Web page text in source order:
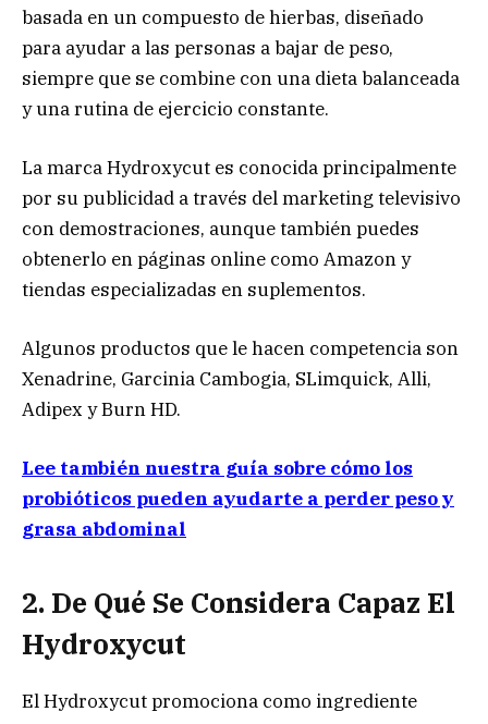
basada en un compuesto de hierbas, diseñado
para ayudar a las personas a bajar de peso,
siempre que se combine con una dieta balanceada
y una rutina de ejercicio constante.
La marca Hydroxycut es conocida principalmente
por su publicidad a través del marketing televisivo
con demostraciones, aunque también puedes
obtenerlo en páginas online como Amazon y
tiendas especializadas en suplementos.
Algunos productos que le hacen competencia son
Xenadrine, Garcinia Cambogia, SLimquick, Alli,
Adipex y Burn HD.
Lee también nuestra guía sobre cómo los
probióticos pueden ayudarte a perder peso y
grasa abdominal
2. De Qué Se Considera Capaz El
Hydroxycut
El Hydroxycut promociona como ingrediente